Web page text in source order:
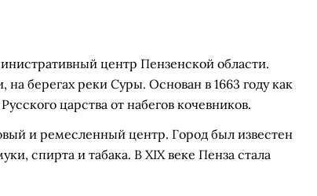
центр Пензенской области.
берегах реки Суры. Основан в 1663 году как
царства от набегов кочевников.
и ремесленный центр. Город был известен
спирта и табака. В XIX веке Пенза стала